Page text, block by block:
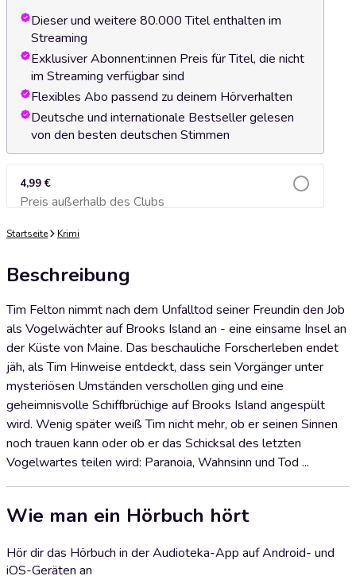
Dieser und weitere 80.000 Titel enthalten im
Streaming
Exklusiver Abonnent:innen Preis für Titel, die nicht
im Streaming verfügbar sind
Flexibles Abo passend zu deinem Hörverhalten
Deutsche und internationale Bestseller gelesen
von den besten deutschen Stimmen
4,99 €
Preis außerhalb des ClubsZum Warenkorb hinzufügen
Startseite Krimi
Beschreibung
Tim Felton nimmt nach dem Unfalltod seiner Freundin den Job
als Vogelwächter auf Brooks Island an - eine einsame Insel an
der Küste von Maine. Das beschauliche Forscherleben endet
jäh, als Tim Hinweise entdeckt, dass sein Vorgänger unter
mysteriösen Umständen verschollen ging und eine
geheimnisvolle Schiffbrüchige auf Brooks Island angespült
wird. Wenig später weiß Tim nicht mehr, ob er seinen Sinnen
noch trauen kann oder ob er das Schicksal des letzten
Vogelwartes teilen wird: Paranoia, Wahnsinn und Tod ...
Wie man ein Hörbuch hört
Hör dir das Hörbuch in der Audioteka-App auf Android- und
iOS-Geräten an